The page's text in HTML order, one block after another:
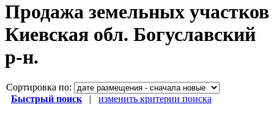
Продажа земельных участков
Киевская обл. Богуславский
р-н.
Сортировка по:
Быстрый поиск | изменить критерии поиска